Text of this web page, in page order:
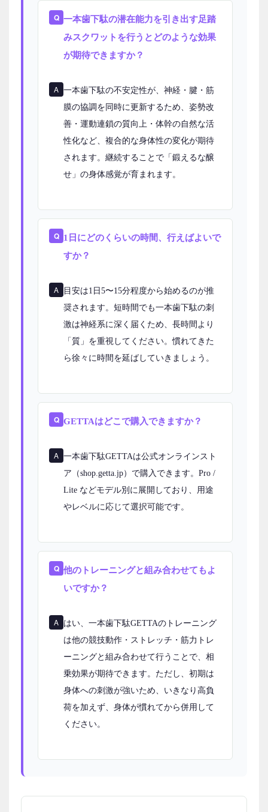
一本⻭下駄の潜在能力を引き出す足踏
みスクワットを行うとどのような効果
が期待できますか？
一本歯下駄の不安定性が、神経・腱・筋
膜の協調を同時に更新するため、姿勢改
善・運動連鎖の質向上・体幹の自然な活
性化など、複合的な身体性の変化が期待
されます。継続することで「鍛えるな醸
せ」の身体感覚が育まれます。
1日にどのくらいの時間、行えばよいで
すか？
目安は1日5〜15分程度から始めるのが推
奨されます。短時間でも一本歯下駄の刺
激は神経系に深く届くため、長時間より
「質」を重視してください。慣れてきた
ら徐々に時間を延ばしていきましょう。
GETTAはどこで購入できますか？
一本歯下駄GETTAは公式オンラインスト
ア（shop.getta.jp）で購入できます。Pro /
Lite などモデル別に展開しており、用途
やレベルに応じて選択可能です。
他のトレーニングと組み合わせてもよ
いですか？
はい、一本歯下駄GETTAのトレーニング
は他の競技動作・ストレッチ・筋力トレ
ーニングと組み合わせて行うことで、相
乗効果が期待できます。ただし、初期は
身体への刺激が強いため、いきなり高負
荷を加えず、身体が慣れてから併用して
ください。